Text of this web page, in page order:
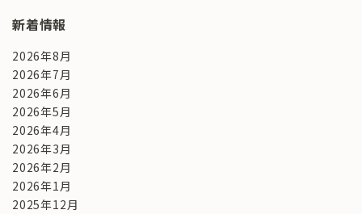
新着情報
2026年8月
2026年7月
2026年6月
2026年5月
2026年4月
2026年3月
2026年2月
2026年1月
2025年12月